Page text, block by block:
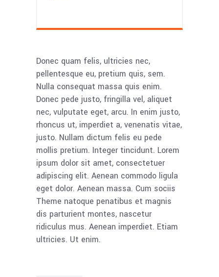
Donec quam felis, ultricies nec,
pellentesque eu, pretium quis, sem.
Nulla consequat massa quis enim.
Donec pede justo, fringilla vel, aliquet
nec, vulputate eget, arcu. In enim justo,
rhoncus ut, imperdiet a, venenatis vitae,
justo. Nullam dictum felis eu pede
mollis pretium. Integer tincidunt. Lorem
ipsum dolor sit amet, consectetuer
adipiscing elit. Aenean commodo ligula
eget dolor. Aenean massa. Cum sociis
Theme natoque penatibus et magnis
dis parturient montes, nascetur
ridiculus mus. Aenean imperdiet. Etiam
ultricies. Ut enim.